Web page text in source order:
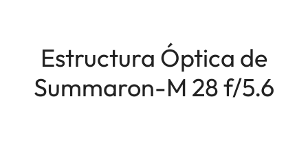
Estructura Óptica de
Summaron-M 28 f/5.6